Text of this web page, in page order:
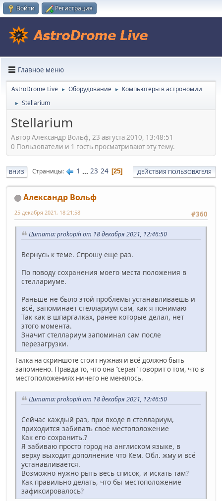
Войти Регистрация
Главное меню
AstroDrome Live ► Оборудование ► Компьютеры в астрономии
► Stellarium
Stellarium
Автор Александр Вольф, 23 августа 2010, 13:48:51
0 Пользователи и 1 гость просматривают эту тему.
ВНИЗ Страницы 1 ... 23 24 25 ДЕЙСТВИЯ ПОЛЬЗОВАТЕЛЯ
Александр Вольф
#360
25 декабря 2021, 18:21:58
Цитата: prokopih от 18 декабря 2021, 12:46:50
Вернусь к теме. Спрошу ещё раз.
По поводу сохранения моего места положения в
стеллариуме.
Раньше не было этой проблемы устанавливаешь и
всё, запоминает стеллариум сам, как я понимаю
Так как в шпаргалках, ранее которые делал, нет
этого момента.
Значит стеллариум запоминал сам после
перезагрузки.
Галка на скриншоте стоит нужная и всё должно быть
запомнено. Правда то, что она "серая" говорит о том, что в
местоположениях ничего не менялось.
Цитата: prokopih от 18 декабря 2021, 12:46:50
Сейчас каждый раз, при входе в стеллариум,
приходится забивать своё местоположение
Как его сохранить.?
Я забиваю просто город на англиском языке, в
верху выходит дополнение что Кем. Обл. жму и всё
устанавливается.
Возможно нужно рыть весь список, и искать там?
Как правильно делать, что бы местоположение
зафиксировалось?